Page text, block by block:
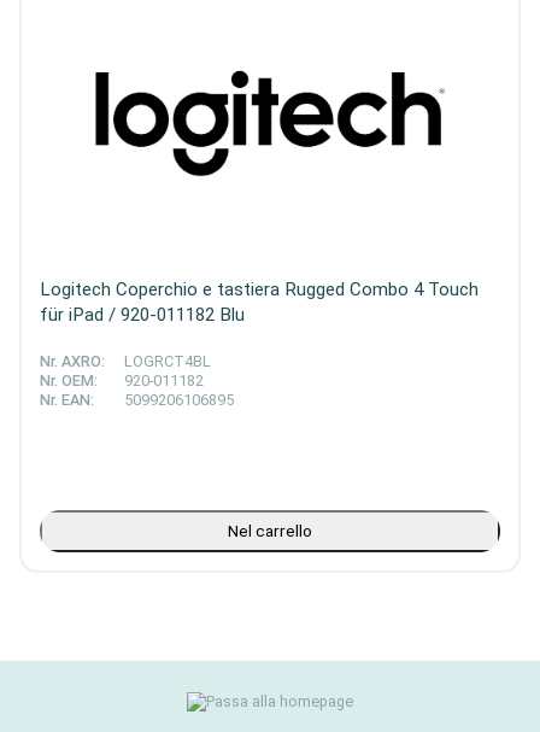
Logitech Coperchio e tastiera Rugged Combo 4 Touch
für iPad / 920-011182 Blu
Nr. AXRO:
LOGRCT4BL
Nr. OEM:
920-011182
Nr. EAN:
5099206106895
Nel carrello